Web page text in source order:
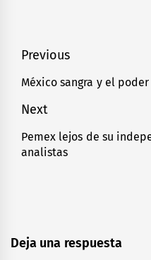
Navegación
de
entradas
Previous
Previous
México sangra y el
Next
Next
post:
Pemex lejos de su
analistas
Deja una respuesta